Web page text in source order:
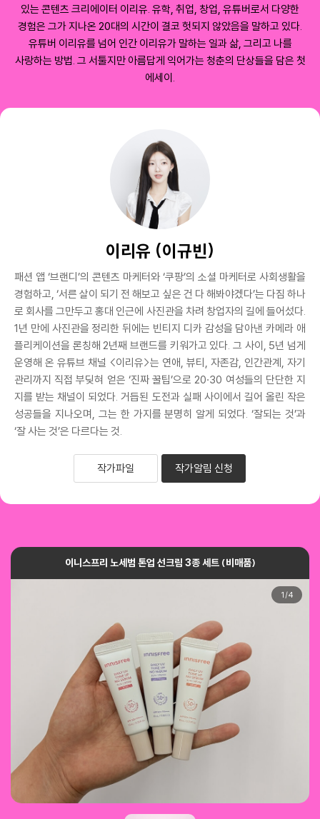
있는 콘텐츠 크리에이터 이리유. 유학, 취업, 창업, 유튜버로서 다양한
경험은 그가 지나온 20대의 시간이 결코 헛되지 않았음을 말하고 있다.
유튜버 이리유를 넘어 인간 이리유가 말하는 일과 삶, 그리고 나를
사랑하는 방법. 그 서툴지만 아름답게 익어가는 청춘의 단상들을 담은 첫
에세이.
이리유 (이규빈)
패션 앱 ‘브랜디’의 콘텐츠 마케터와 ‘쿠팡’의 소셜 마케터로 사회생활을
경험하고, ‘서른 살이 되기 전 해보고 싶은 건 다 해봐야겠다’는 다짐 하나
로 회사를 그만두고 홍대 인근에 사진관을 차려 창업자의 길에 들어섰다.
1년 만에 사진관을 정리한 뒤에는 빈티지 디카 감성을 담아낸 카메라 애
플리케이션을 론칭해 2년째 브랜드를 키워가고 있다. 그 사이, 5년 넘게
운영해 온 유튜브 채널 <이리유>는 연애, 뷰티, 자존감, 인간관계, 자기
관리까지 직접 부딪혀 얻은 ‘진짜 꿀팁’으로 20·30 여성들의 단단한 지
지를 받는 채널이 되었다. 거듭된 도전과 실패 사이에서 길어 올린 작은
성공들을 지나오며, 그는 한 가지를 분명히 알게 되었다. ‘잘되는 것’과
‘잘 사는 것’은 다르다는 것.
작가파일 작가알림 신청
이니스프리 노세범 톤업 선크림 3종 세트 (비매품)
1 /4